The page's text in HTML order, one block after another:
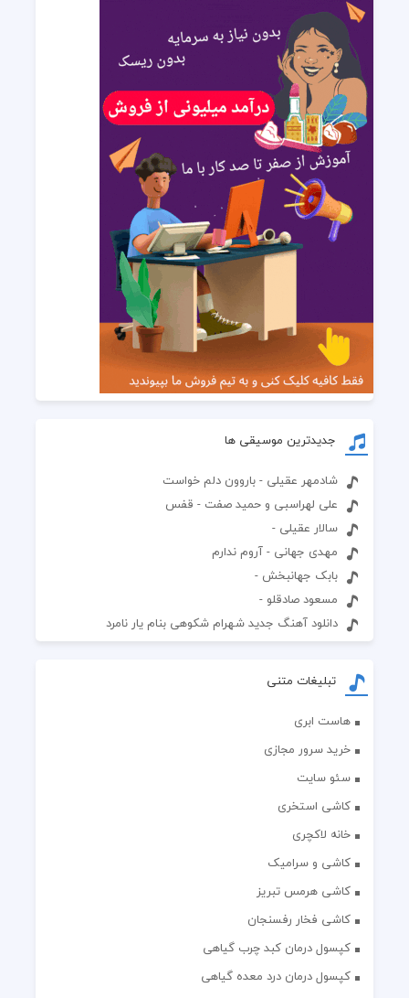
جدیدترین موسیقی ها
شادمهر عقیلی - باروون دلم خواست
علی لهراسبی و حمید صفت - قفس
سالار عقیلی -
مهدی جهانی - آروم ندارم
بابک جهانبخش -
مسعود صادقلو -
دانلود آهنگ جدید شهرام شکوهی بنام یار نامرد
تبلیغات متنی
هاست ابری
خرید سرور مجازی
سئو سایت
کاشی استخری
خانه لاکچری
کاشی و سرامیک
کاشی هرمس تبریز
کاشی فخار رفسنجان
کپسول درمان کبد چرب گیاهی
کپسول درمان درد معده گیاهی